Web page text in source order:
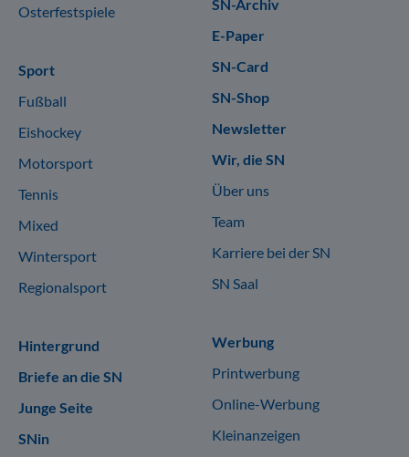
Osterfestspiele
Sport
Fußball
Eishockey
Motorsport
Tennis
Mixed
Wintersport
Regionalsport
Hintergrund
Briefe an die SN
Junge Seite
SNin
SN-Archiv
E-Paper
SN-Card
SN-Shop
Newsletter
Wir, die SN
Über uns
Team
Karriere bei der SN
SN Saal
Werbung
Printwerbung
Online-Werbung
Kleinanzeigen